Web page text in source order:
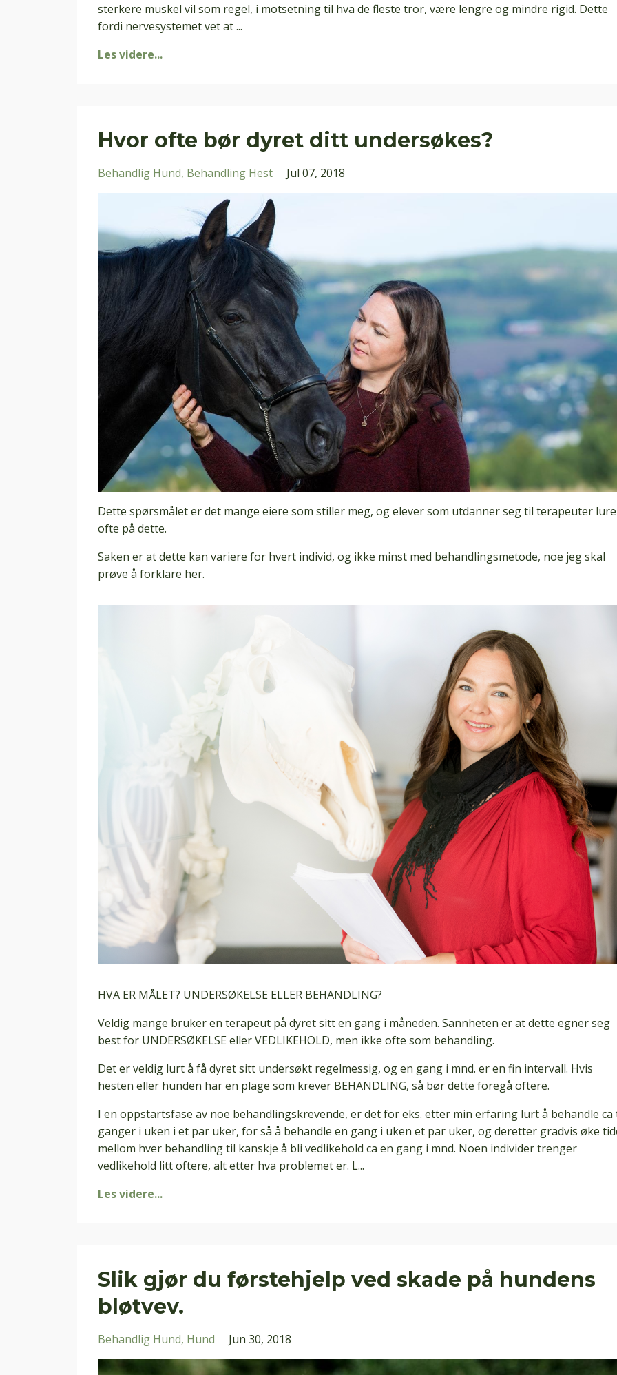
sterkere muskel vil som regel, i motsetning til hva de fleste tror, være lengre og mindre rigid. Dette
fordi nervesystemet vet at ...
Les videre...
Hvor ofte bør dyret ditt undersøkes?
Behandlig Hund Behandling Hest Jul 07, 2018
Dette spørsmålet er det mange eiere som stiller meg, og elever som utdanner seg til terapeuter
ofte på dette.
Saken er at dette kan variere for hvert individ, og ikke minst med behandlingsmetode, noe jeg skal
prøve å forklare her.
HVA ER MÅLET? UNDERSØKELSE ELLER BEHANDLING?
Veldig mange bruker en terapeut på dyret sitt en gang i måneden. Sannheten er at dette egner seg
best for UNDERSØKELSE eller VEDLIKEHOLD, men ikke ofte som behandling.
Det er veldig lurt å få dyret sitt undersøkt regelmessig, og en gang i mnd. er en fin intervall. Hvis
hesten eller hunden har en plage som krever BEHANDLING, så bør dette foregå oftere.
I en oppstartsfase av noe behandlingskrevende, er det for eks. etter min erfaring lurt å behandle ca
ganger i uken i et par uker, for så å behandle en gang i uken et par uker, og deretter gradvis øke
mellom hver behandling til kanskje å bli vedlikehold ca en gang i mnd. Noen individer trenger
vedlikehold litt oftere, alt etter hva problemet er. L...
Les videre...
Slik gjør du førstehjelp ved skade på hundens
bløtvev.
Behandlig Hund Hund Jun 30, 2018